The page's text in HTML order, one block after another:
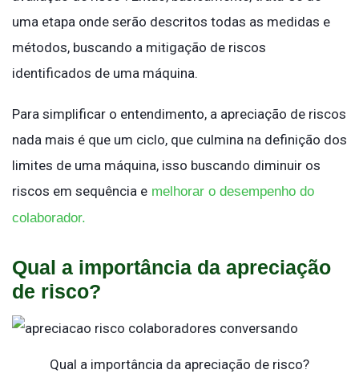
uma etapa onde serão descritos todas as medidas e
métodos, buscando a mitigação de riscos
identificados de uma máquina.
Para simplificar o entendimento, a apreciação de riscos
nada mais é que um ciclo, que culmina na definição dos
limites de uma máquina, isso buscando diminuir os
riscos em sequência e melhorar o desempenho do
colaborador.
Qual a importância da apreciação
de risco?
Qual a importância da apreciação de risco?